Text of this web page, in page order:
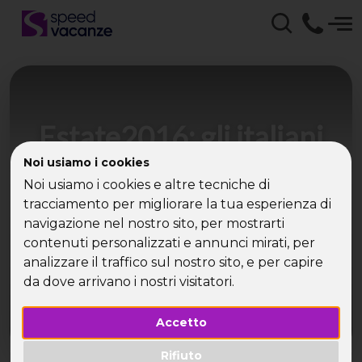
Noi usiamo i cookies
Noi usiamo i cookies e altre tecniche di
tracciamento per migliorare la tua esperienza di
navigazione nel nostro sito, per mostrarti
contenuti personalizzati e annunci mirati, per
analizzare il traffico sul nostro sito, e per capire
da dove arrivano i nostri visitatori.
Accetto
Rifiuto
Estate2016: gli italiani
preferiscono rimanere
in Italia
Puglia, Sardegna e Toscana: le mete preferite dai
single italiani